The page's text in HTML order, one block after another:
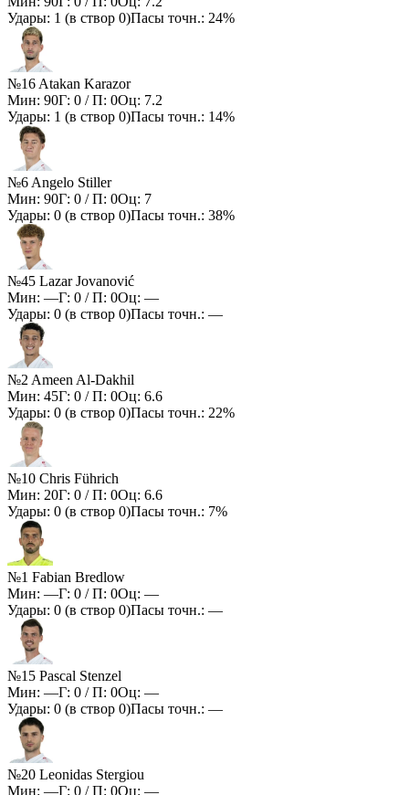
Удары: 1 (в створ 0)Пасы точн.: 24%
№16 Atakan Karazor
Мин: 90Г: 0 / П: 0Оц: 7.2
Удары: 1 (в створ 0)Пасы точн.: 14%
№6 Angelo Stiller
Мин: 90Г: 0 / П: 0Оц: 7
Удары: 0 (в створ 0)Пасы точн.: 38%
№45 Lazar Jovanović
Мин: —Г: 0 / П: 0Оц: —
Удары: 0 (в створ 0)Пасы точн.: —
№2 Ameen Al-Dakhil
Мин: 45Г: 0 / П: 0Оц: 6.6
Удары: 0 (в створ 0)Пасы точн.: 22%
№10 Chris Führich
Мин: 20Г: 0 / П: 0Оц: 6.6
Удары: 0 (в створ 0)Пасы точн.: 7%
№1 Fabian Bredlow
Мин: —Г: 0 / П: 0Оц: —
Удары: 0 (в створ 0)Пасы точн.: —
№15 Pascal Stenzel
Мин: —Г: 0 / П: 0Оц: —
Удары: 0 (в створ 0)Пасы точн.: —
№20 Leonidas Stergiou
Мин: —Г: 0 / П: 0Оц: —